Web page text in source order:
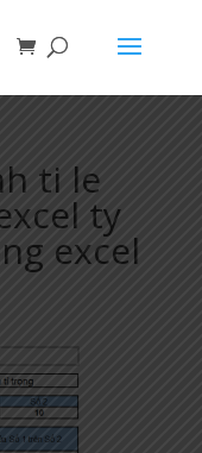
ti le
ty
excel